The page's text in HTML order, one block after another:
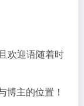
欢迎语随着时
博主的位置！